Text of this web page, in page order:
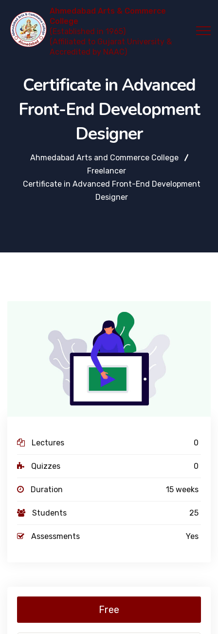
Ahmedabad Arts & Commerce
College
(Established in 1965)
(Affiliated to Gujarat University &
Accredited by NAAC)
Certificate in Advanced
Front-End Development
Designer
Ahmedabad Arts and Commerce College
Freelancer
Certificate in Advanced Front-End Development
Designer
Lectures 0
Quizzes 0
Duration 15 weeks
Students 25
Assessments Yes
Free